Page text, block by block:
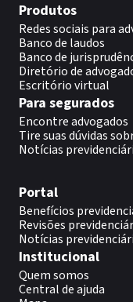
Produtos
Redes sociais para
Banco de laudos
Banco de
Diretório de
Escritório virtual
Para segurados
Encontre advogados
Tire suas dúvidas
Notícias
Portal
Benefícios
Revisões
Notícias
Institucional
Quem somos
Central de ajuda